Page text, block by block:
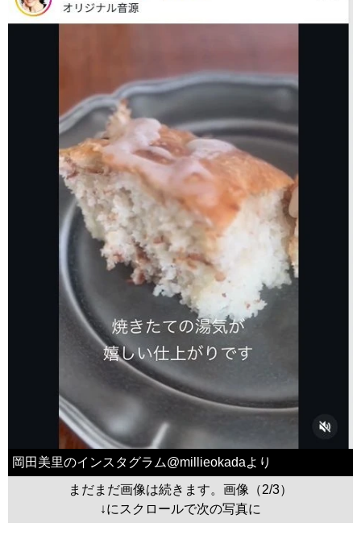
岡田美里のインスタグラム@millieokadaより
まだまだ画像は続きます。画像（2/3）
↓にスクロールで次の写真に